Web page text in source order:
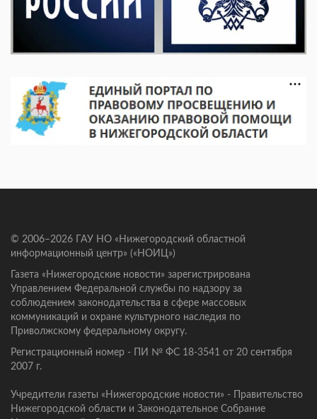
© 2006–2026 ГАУ НО «Нижегородский областной
информационный центр» («НОИЦ»)
Газета «Нижегородские новости» зарегистрирована
Управлением Федеральной службы по надзору за
соблюдением законодательства в сфере массовых
коммуникаций и охране культурного наследия по
Приволжскому федеральному округу.
Регистрационный номер - ПИ № ФС 18-3541 от 20 сентября
2007 г.
Учредители газеты «Нижегородские новости» - Правительство
Нижегородской области и Законодательное Собрание